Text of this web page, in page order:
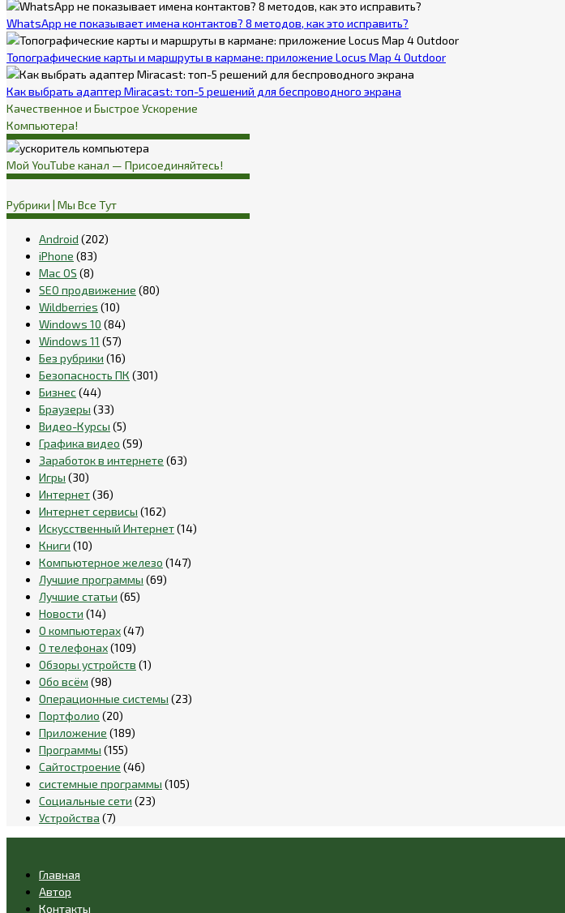
WhatsApp не показывает имена контактов? 8 методов, как это исправить?
Топографические карты и маршруты в кармане: приложение Locus Map 4 Outdoor
Как выбрать адаптер Miracast: топ-5 решений для беспроводного экрана
Качественное и Быстрое Ускорение
Компьютера!
Мой YouTube канал — Присоединяйтесь!
Рубрики | Мы Все Тут
Android (202)
iPhone (83)
Mac OS (8)
SEO продвижение (80)
Wildberries (10)
Windows 10 (84)
Windows 11 (57)
Без рубрики (16)
Безопасность ПК (301)
Бизнес (44)
Браузеры (33)
Видео-Курсы (5)
Графика видео (59)
Заработок в интернете (63)
Игры (30)
Интернет(36)
Интернет сервисы (162)
Искусственный Интернет(14)
Книги (10)
Компьютерное железо (147)
Лучшие программы (69)
Лучшие статьи (65)
Новости (14)
О компьютерах(47)
О телефонах(109)
Обзоры устройств (1)
Обо всём (98)
Операционные системы (23)
Портфолио (20)
Приложение (189)
Программы (155)
Сайтостроение (46)
системные программы (105)
Социальные сети (23)
Устройства (7)
Главная
Автор
Контакты